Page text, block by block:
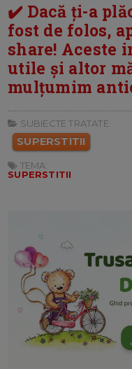
✔️ Dacă ți-a
fost de folos,
share! Aceste
utile și altor
mulțumim
SUBIECTE TRATATE:
SUPERSTITII
TEMA:
SUPERSTITII